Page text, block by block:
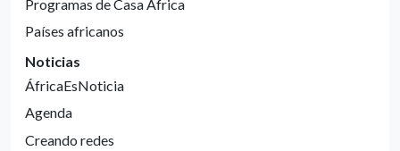
Programas de Casa África
Países africanos
Noticias
ÁfricaEsNoticia
Agenda
Creando redes